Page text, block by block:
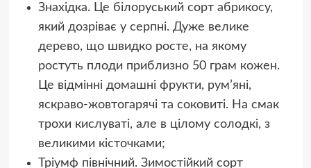
Знахідка. Це білоруський сорт абрикосу,
який дозріває у серпні. Дуже велике
дерево, що швидко росте, на якому
ростуть плоди приблизно 50 грам кожен.
Це відмінні домашні фрукти, рум’яні,
яскраво-жовтогарячі та соковиті. На смак
трохи кислуваті, але в цілому солодкі, з
великими кісточками;
Тріумф північний. Зимостійкий сорт